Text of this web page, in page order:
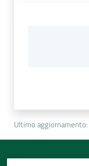
Ultimo aggiornamento: